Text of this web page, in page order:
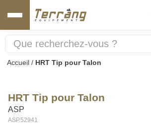
Accueil / HRT Tip pour Talon
HRT Tip pour Talon
ASP
ASP.52941